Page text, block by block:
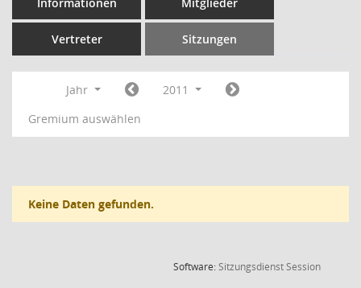
Vertreter Sitzungen
Jahr
2011
Gremium auswählen
Keine Daten gefunden.
Software:SitzungsdienstSession(Wird in